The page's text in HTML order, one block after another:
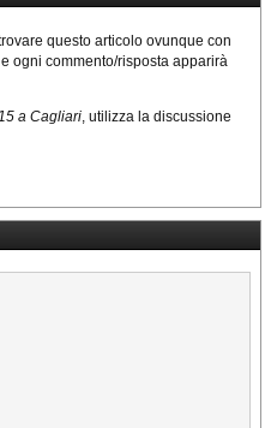
questo articolo ovunque con
e ogni commento/risposta apparirà
a Cagliari, utilizza la discussione